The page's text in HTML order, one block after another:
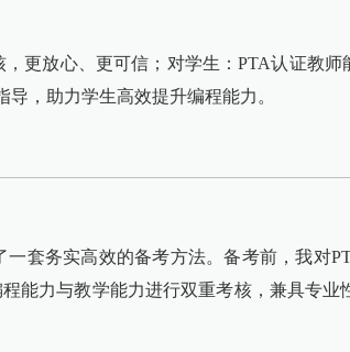
更放心、更可信；对学生：PTA认证教师
，助力学生高效提升编程能力。
套务实高效的备考方法。备考前，我对
力与教学能力进行双重考核，兼具专业